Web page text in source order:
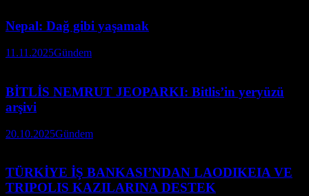
Nepal: Dağ gibi yaşamak
11.11.2025Gündem
BİTLİS NEMRUT JEOPARKI: Bitlis’in yeryüzü
arşivi
20.10.2025Gündem
TÜRKİYE İŞ BANKASI’NDAN LAODIKEIA VE
TRIPOLIS KAZILARINA DESTEK